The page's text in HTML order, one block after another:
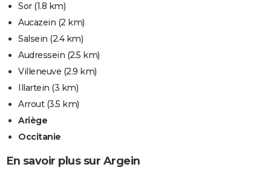
Sor(1.8 km)
Aucazein (2 km)
Salsein (2.4 km)
Audressein (2.5 km)
Villeneuve (2.9 km)
Illartein (3 km)
Arrout(3.5 km)
Ariège
Occitanie
En savoir plus sur Argein